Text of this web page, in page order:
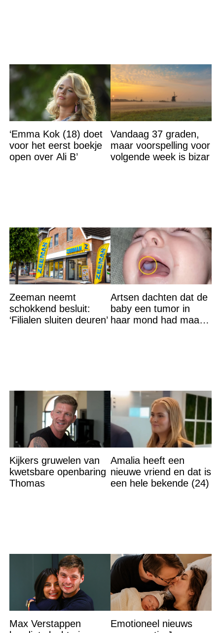
‘Emma Kok (18) doet
voor het eerst boekje
open over Ali B’
Vandaag 37 graden,
maar voorspelling voor
volgende week is bizar
Zeeman neemt
schokkend besluit:
‘Filialen sluiten deuren’
Artsen dachten dat de
baby een tumor in
haar mond had maar
Kijkers gruwelen van
kwetsbare openbaring
Thomas
Amalia heeft een
nieuwe vriend en dat is
een hele bekende (24)
Max Verstappen
Emotioneel nieuws